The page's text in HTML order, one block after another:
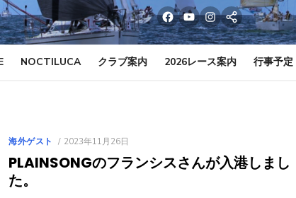
facebook
youtubeinstagram
line
NOCTILUCA クラブ案内 2026レース案内 行事予定
海外ゲスト
POSTED
2023年11月26日
PLAINSONGのフランシスさんが入港しまし
た。